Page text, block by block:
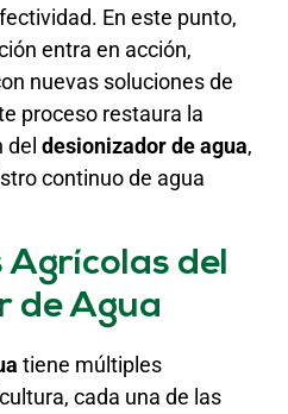
En este punto,
entra en acción,
nuevas soluciones de
proceso restaura la
desionizador de agua,
continuo de agua
del
de Agua
tiene múltiples
cada una de las